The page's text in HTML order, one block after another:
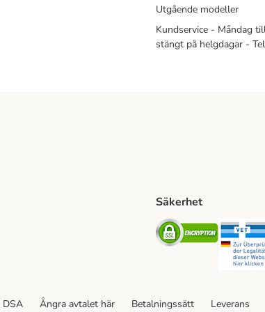
Utgående modeller
Kundservice - Måndag
stängt på helgdagar -
Method
Säkerhet
Security
DSA Ångra avtalet här Betalningssätt Leverans